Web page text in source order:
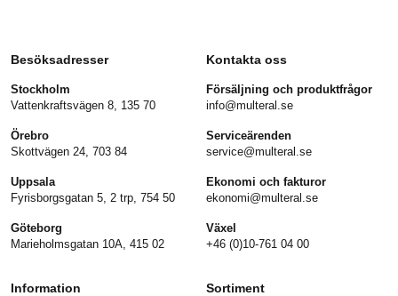
Besöksadresser
Stockholm
Vattenkraftsvägen 8, 135 70
Örebro
Skottvägen 24, 703 84
Uppsala
Fyrisborgsgatan 5, 2 trp, 754 50
Göteborg
Marieholmsgatan 10A, 415 02
Kontakta oss
Försäljning och produktfrågor
info@multeral.se
Serviceärenden
service@multeral.se
Ekonomi och fakturor
ekonomi@multeral.se
Växel
+46 (0)10-761 04 00
Information Sortiment